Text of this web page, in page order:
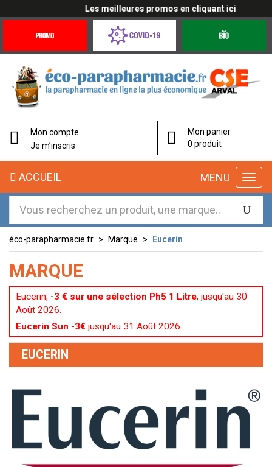
Les meilleures promos en cliquant ici
Offres
Coronavirus
Mon compte
Je m’inscris
Mon panier
0 produit
MENU
ACCUEIL
éco-parapharmacie.fr Marque Eucerin
MARQUE
Eucerin, -3 € sur une sélection Ph5 1 Litre, jusqu'au 30
Août 2026.
Eucerin Sun -3€ jusqu'au 31 Août 2026.
EUCERIN